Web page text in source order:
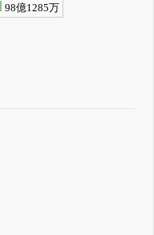
98億1285万